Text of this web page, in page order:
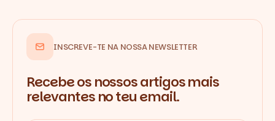
INSCREVE-TE NA NOSSA NEWSLETTER
Recebe os nossos artigos mais
relevantes no teu email.